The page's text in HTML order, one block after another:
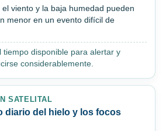
viento y la baja humedad pueden
menor en un evento difícil de
tiempo disponible para alertar y
considerablemente.
SATELITAL
diario del hielo y los focos